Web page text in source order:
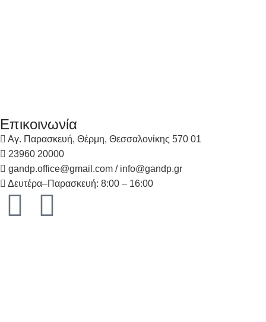
Επικοινωνία
Αγ. Παρασκευή, Θέρμη, Θεσσαλονίκης 570 01
23960 20000
gandp.office@gmail.com / info@gandp.gr
Δευτέρα–Παρασκευή: 8:00 – 16:00